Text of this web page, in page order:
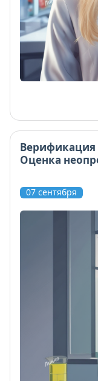
Верификация
Оценка
07 сентября